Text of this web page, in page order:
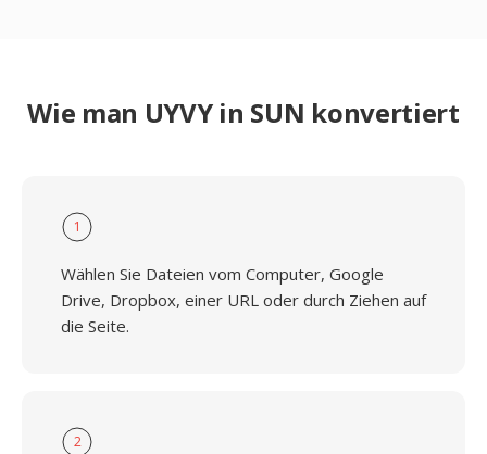
Wie man UYVY in SUN konvertiert
1
Wählen Sie Dateien vom Computer, Google
Drive, Dropbox, einer URL oder durch Ziehen auf
die Seite.
2